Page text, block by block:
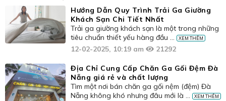
Hướng Dẫn Quy Trình Trải Ga Giường
Khách Sạn Chi Tiết Nhất
Trải ga giường khách sạn là một trong những
tiêu chuẩn thiết yếu hàng đầu ...
XEM THÊM
12-02-2025, 10:19 am 21292
Địa Chỉ Cung Cấp Chăn Ga Gối Đệm Đà
Nẵng giá rẻ và chất lượng
Tìm một nơi bán chăn ga gối nệm (đệm) Đà
Nẵng không khó nhưng đâu mới là ...
XEM THÊM